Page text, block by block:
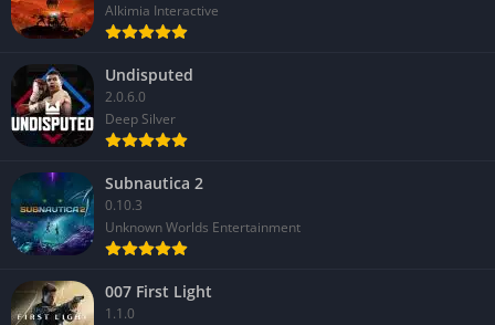
Alkimia Interactive
Undisputed
2.0.6.0
Deep Silver
Subnautica 2
0.10.3
Unknown Worlds Entertainment
007 First Light
1.1.0